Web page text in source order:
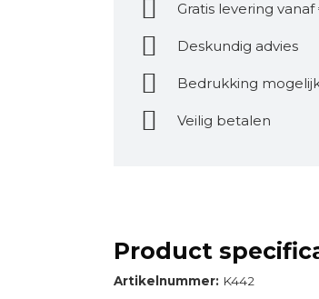
Gratis levering
Deskundig advies
Bedrukking
Veilig betalen
Product
Artikelnummer: K442